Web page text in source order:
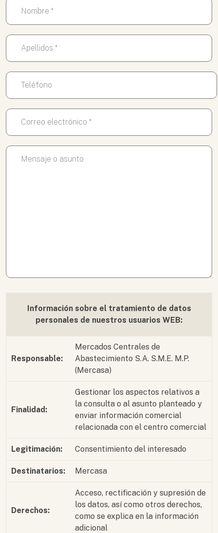
Información sobre el tratamiento de datos
personales de nuestros usuarios WEB:
Responsable:
Mercados Centrales de
Abastecimiento S.A. S.M.E. M.P.
(Mercasa)
Finalidad:
Gestionar los aspectos relativos a
la consulta o al asunto planteado y
enviar información comercial
relacionada con el centro comercial
Legitimación: Consentimiento del interesado
Destinatarios: Mercasa
Derechos:
Acceso, rectificación y supresión de
los datos, así como otros derechos,
como se explica en la información
adicional